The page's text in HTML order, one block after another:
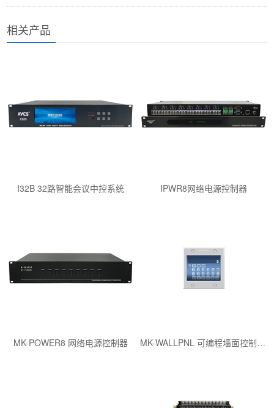
相关产品
I32B 32路智能会议中控系统 IPWR8网络电源控制器
MK-POWER8 网络电源控制器 MK-WALLPNL 可编程墙面控制面板